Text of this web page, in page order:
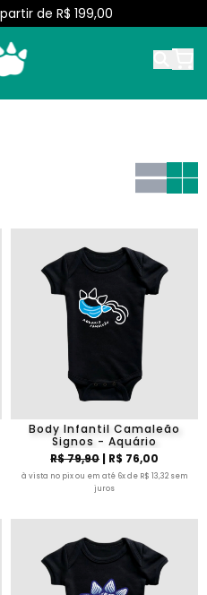
de R$ 199,00
Body Infantil Camaleão
Signos - Aquário
R$ 79,90| R$ 76,00
à vista no pix ou em até 6x de R$ 13,32 sem
juros